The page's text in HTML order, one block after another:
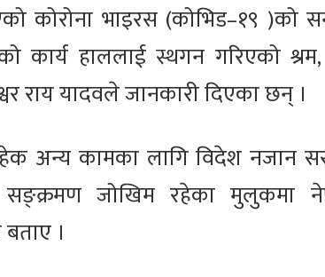
कोरोना भाइरस (कोभिड–१९ )को
कार्य हाललाई स्थगन गरिएको
राय यादवले जानकारी दिएका छन् ।
अन्य कामका लागि विदेश नजान
जोखिम रहेका मुलुकमा
।